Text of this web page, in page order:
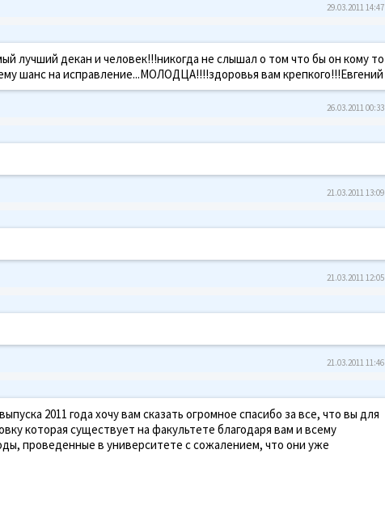
29.03.2011 14:47
лучший декан и человек!!!никогда не слышал о том что бы он кому то
шанс на исправление...МОЛОДЦА!!!!здоровья вам крепкого!!!Евгений
26.03.2011 00:33
21.03.2011 13:09
21.03.2011 12:05
21.03.2011 11:46
2011 года хочу вам сказать огромное спасибо за все, что вы для
которая существует на факультете благодаря вам и всему
проведенные в университете с сожалением, что они уже